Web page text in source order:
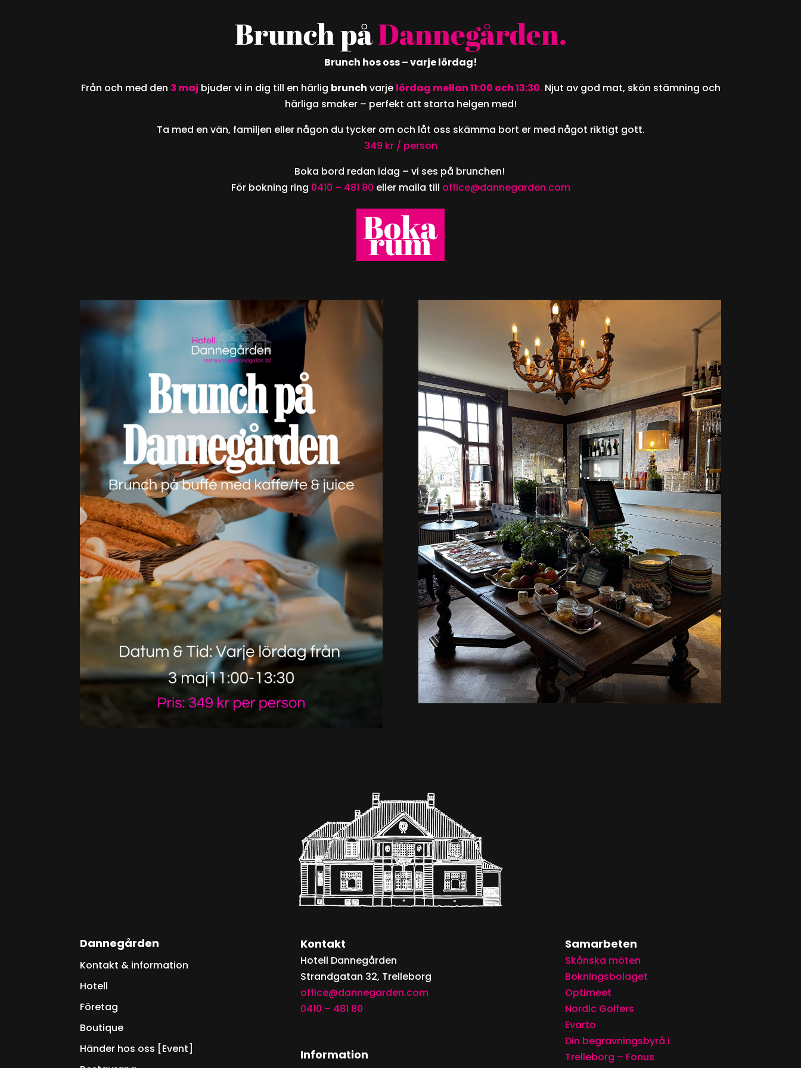
Brunch påDannegården.
Brunch hos oss – varje lördag!
Från och med den 3 maj bjuder vi in dig till en härlig brunch varje lördag mellan 11:00 och 13:30. Njut av god mat, skön stämning och
härliga smaker – perfekt att starta helgen med!
Ta med en vän, familjen eller någon du tycker om och låt oss skämma bort er med något riktigt gott.
349 kr / person
Boka bord redan idag – vi ses på brunchen!
För bokning ring 0410 – 481 80 eller maila till office@dannegarden.com
Boka
rum
Dannegården
Kontakt & information
Hotell
Företag
Boutique
Händer hos oss [Event]
Kontakt
Hotell Dannegården
Strandgatan 32, Trelleborg
office@dannegarden.com
0410 – 481 80
Information
Samarbeten
Skånska möten
Bokningsbolaget
Optimeet
Nordic Golfers
Evarto
Din begravningsbyrå i
Trelleborg – Fonus